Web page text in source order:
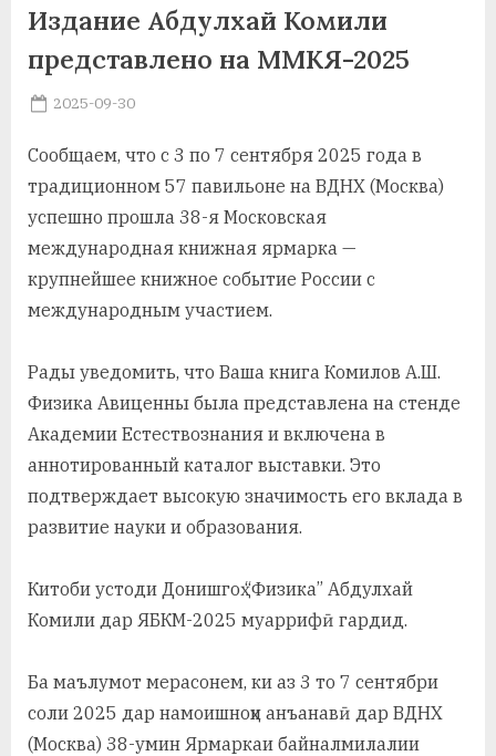
с
в
Издание Абдулхай Комили
представлено на ММКЯ-2025
Posted
2025-09-30
Сообщаем, что с 3 по 7 сентября 2025 года в
традиционном 57 павильоне на ВДНХ (Москва)
успешно прошла 38-я Московская
международная книжная ярмарка —
крупнейшее книжное событие России с
международным участием.
Рады уведомить, что Ваша книга Комилов А.Ш.
Физика Авиценны была представлена на стенде
Академии Естествознания и включена в
аннотированный каталог выставки. Это
подтверждает высокую значимость его вклада в
развитие науки и образования.
Китоби устоди Донишгоҳ “Физика” Абдулхай
Комили дар ЯБКМ-2025 муаррифӣ гардид.
Ба маълумот мерасонем, ки аз 3 то 7 сентябри
соли 2025 дар намоишноҳи анъанавӣ дар ВДНХ
(Москва) 38-умин Ярмаркаи байналмилалии